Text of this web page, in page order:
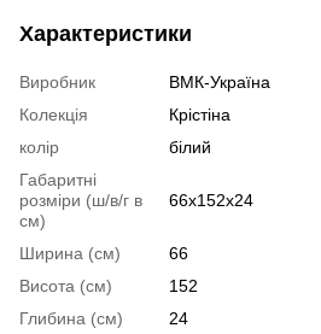
Характеристики
Виробник
ВМК-Україна
Колекція
Крістіна
колір
білий
Габаритні
розміри (ш/в/г в
см)
66х152х24
Ширина (см)
66
Висота (см)
152
Глибина (см)
24